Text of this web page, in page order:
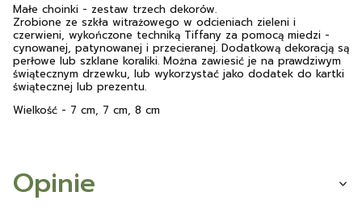
Małe choinki - zestaw trzech dekorów.
Zrobione ze szkła witrażowego w odcieniach zieleni i
czerwieni, wykończone techniką Tiffany za pomocą miedzi -
cynowanej, patynowanej i przecieranej. Dodatkową dekoracją są
perłowe lub szklane koraliki. Można zawiesić je na prawdziwym
świątecznym drzewku, lub wykorzystać jako dodatek do kartki
świątecznej lub prezentu.
Wielkość - 7 cm, 7 cm, 8 cm
Opinie